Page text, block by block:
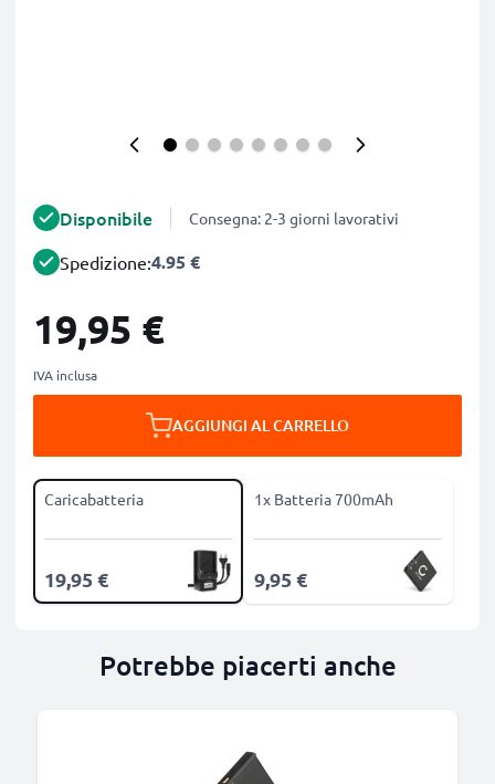
Disponibile Consegna: 2-3 giorni lavorativi
Spedizione:4.95 €
19,95 €
IVA inclusa
AGGIUNGI AL CARRELLO
Caricabatteria
19,95 €
1x Batteria 700mAh
9,95 €
Potrebbe piacerti anche